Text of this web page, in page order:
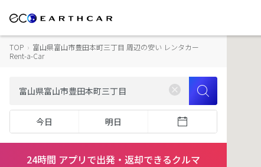
TOP › 富山県富山市豊田本町三丁目 周辺の安い レンタカー
Rent-a-Car
今日 明日
24時間 アプリで出発・返却できるクルマ